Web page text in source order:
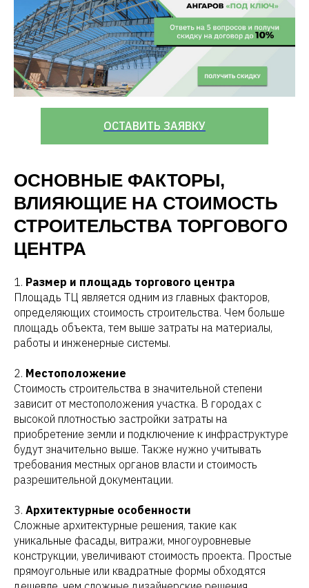
ОСТАВИТЬ ЗАЯВКУ
ОСНОВНЫЕ ФАКТОРЫ,
ВЛИЯЮЩИЕ НА СТОИМОСТЬ
СТРОИТЕЛЬСТВА ТОРГОВОГО
ЦЕНТРА
1. Размер и площадь торгового центра
Площадь ТЦ является одним из главных факторов,
определяющих стоимость строительства. Чем больше
площадь объекта, тем выше затраты на материалы,
работы и инженерные системы.
2. Местоположение
Стоимость строительства в значительной степени
зависит от местоположения участка. В городах с
высокой плотностью застройки затраты на
приобретение земли и подключение к инфраструктуре
будут значительно выше. Также нужно учитывать
требования местных органов власти и стоимость
разрешительной документации.
3. Архитектурные особенности
Сложные архитектурные решения, такие как
уникальные фасады, витражи, многоуровневые
конструкции, увеличивают стоимость проекта. Простые
прямоугольные или квадратные формы обходятся